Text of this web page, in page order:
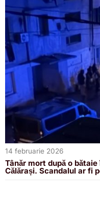
14 februarie 2026
Tânăr mort după o
Călărași. Scandalul ar fi